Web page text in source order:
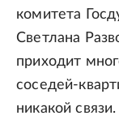
комитета
Светлана
приходит
соседей-
никакой связи.